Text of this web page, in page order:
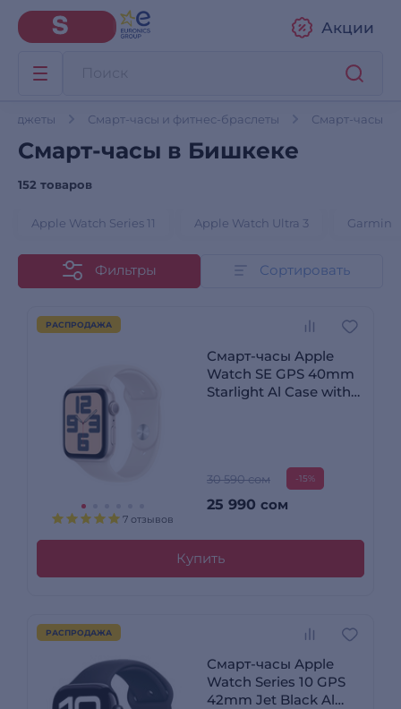
Акции
Смарт-часы и фитнес-браслеты Смарт-часы
Смарт-часы в Бишкеке
152 товаров
Apple Watch Series 11 Apple Watch Ultra 3 Garmin
Фильтры Сортировать
РАСПРОДАЖА
7 отзывов
Смарт-часы Apple
Watch SE GPS 40mm
Starlight Al Case with
30 590 сом -15%
25 990 сом
Купить
РАСПРОДАЖА
Смарт-часы Apple
Watch Series 10 GPS
42mm Jet Black Al